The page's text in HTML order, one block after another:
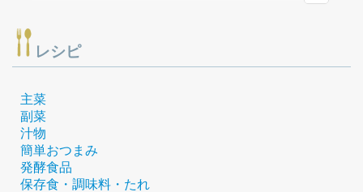
レシピ
主菜
副菜
汁物
簡単おつまみ
発酵食品
保存食・調味料・たれ